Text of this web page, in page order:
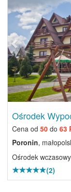
Ośrodek
Cena od 50 do 63
Poronin,
Ośrodek wczasowy
(2)